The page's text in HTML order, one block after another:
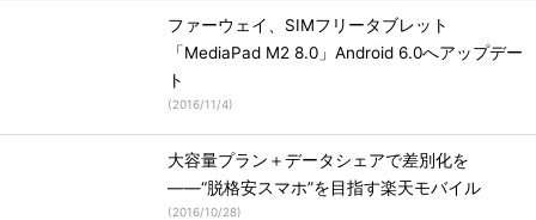
ファーウェイ、SIMフリータブレット
「MediaPad M2 8.0」Android 6.0へアップデー
ト
(2016/11/4)
大容量プラン＋データシェアで差別化を
――“脱格安スマホ”を目指す楽天モバイル
(2016/10/28)